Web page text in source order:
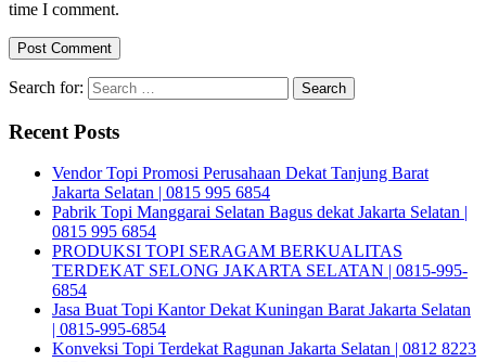
time I comment.
Search for:
Recent Posts
Vendor Topi Promosi Perusahaan Dekat Tanjung Barat
Jakarta Selatan | 0815 995 6854
Pabrik Topi Manggarai Selatan Bagus dekat Jakarta Selatan |
0815 995 6854
PRODUKSI TOPI SERAGAM BERKUALITAS
TERDEKAT SELONG JAKARTA SELATAN | 0815-995-
6854
Jasa Buat Topi Kantor Dekat Kuningan Barat Jakarta Selatan
| 0815-995-6854
Konveksi Topi Terdekat Ragunan Jakarta Selatan | 0812 8223